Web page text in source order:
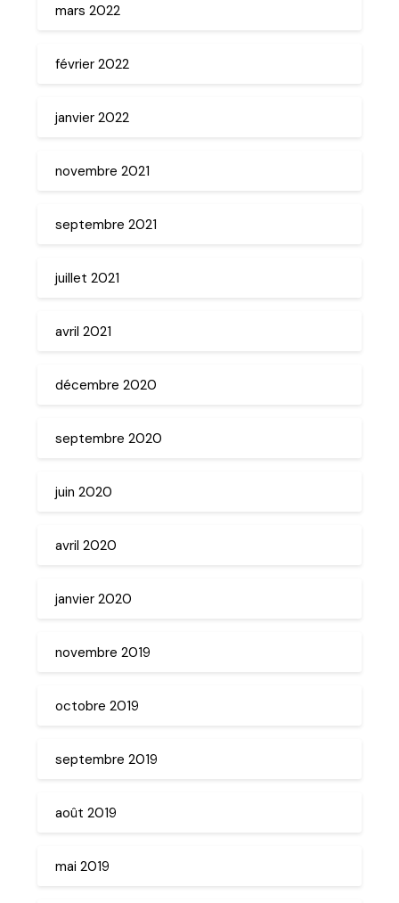
mars 2022
février 2022
janvier 2022
novembre 2021
septembre 2021
juillet 2021
avril 2021
décembre 2020
septembre 2020
juin 2020
avril 2020
janvier 2020
novembre 2019
octobre 2019
septembre 2019
août 2019
mai 2019